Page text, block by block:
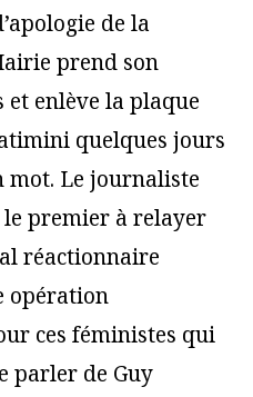
de la
prend son
et enlève la plaque
quelques jours
mot. Le journaliste
le premier à relayer
réactionnaire
opération
ces féministes qui
parler de Guy